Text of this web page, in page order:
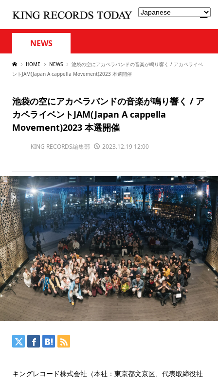
NEWS
HOME NEWS
池袋の空にアカペラバンドの音楽が鳴り響く / アカペライベ
ントJAM(Japan A cappella Movement)2023 本選開催
池袋の空にアカペラバンドの音楽が鳴り響く / ア
カペライベントJAM(Japan A cappella
Movement)2023 本選開催
KING RECORDS編集部 2023.12.19 12:00
キングレコード株式会社（本社：東京都文京区、代表取締役社